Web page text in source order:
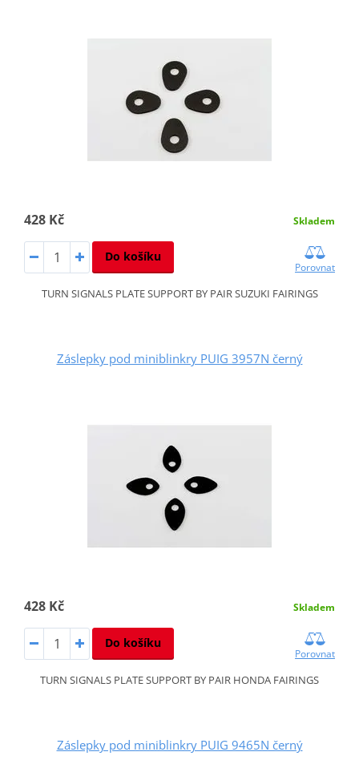
428 Kč Skladem
Do košíku
Porovnat
TURN SIGNALS PLATE SUPPORT BY PAIR SUZUKI FAIRINGS
Záslepky pod miniblinkry PUIG 3957N černý
428 Kč Skladem
Do košíku
Porovnat
TURN SIGNALS PLATE SUPPORT BY PAIR HONDA FAIRINGS
Záslepky pod miniblinkry PUIG 9465N černý